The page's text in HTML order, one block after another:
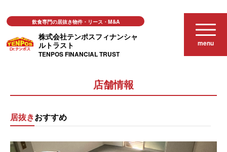
株式会社テンポスフィナンシャ
ルトラスト
TENPOS FINANCIAL TRUST
飲食専門の居抜き物件・リース・M&A
menu
居抜き店舗物件
店舗情報
居抜きおすすめ